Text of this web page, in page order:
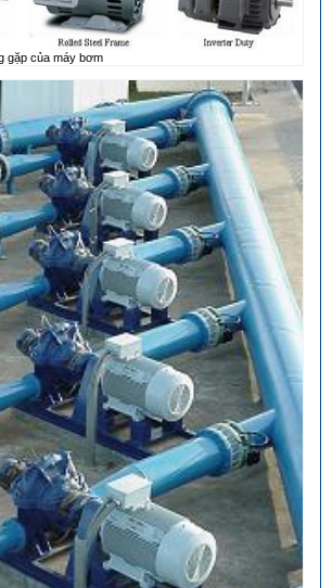
gặp của máy bơm